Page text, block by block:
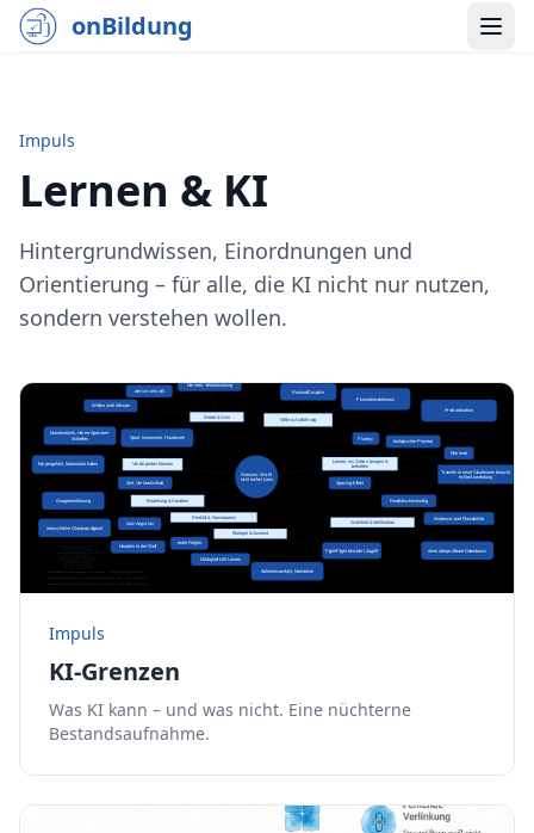
onBildung
Impuls
Lernen & KI
Hintergrundwissen, Einordnungen und
Orientierung – für alle, die KI nicht nur nutzen,
sondern verstehen wollen.
Impuls
KI-Grenzen
Was KI kann – und was nicht. Eine nüchterne
Bestandsaufnahme.